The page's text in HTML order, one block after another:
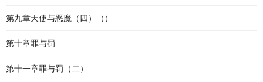
第九章天使与恶魔（四）（）
第十章罪与罚
第十一章罪与罚（二）